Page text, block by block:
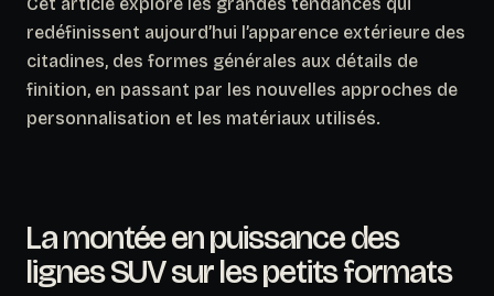
redéfinissent aujourd’hui l’apparence extérieure des
citadines, des formes générales aux détails de
finition, en passant par les nouvelles approches de
personnalisation et les matériaux utilisés.
La montée en puissance des
lignes SUV sur les petits formats